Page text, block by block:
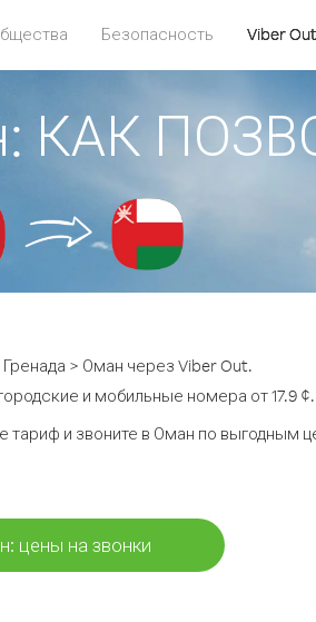
Безопасность Viber Out
КАК
> Оман через Viber Out.
и мобильные номера от 17.9 ¢.
тариф и звоните в Оман по выгодным
цены на звонки